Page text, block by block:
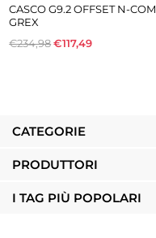
CATEGORIE
PRODUTTORI
I TAG PIÙ POPOLARI
CASCO G9.2 OFFSET N-COM
GREX
€234,98€117,49